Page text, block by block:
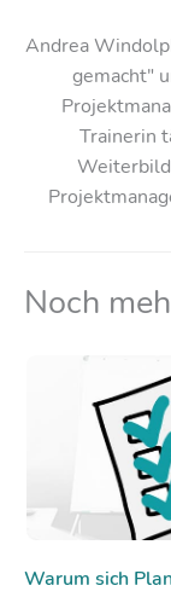
Andrea
gemacht"
Trainerin
Noch
Warum sich